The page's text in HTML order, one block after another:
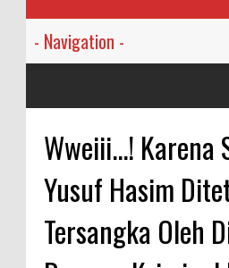
Wweiii...! Karena
Yusuf Hasim
Tersangka Oleh